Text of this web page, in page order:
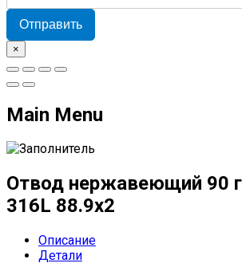
Отправить
×
Main Menu
Отвод нержавеющий 90
316L 88.9х2
Описание
Детали